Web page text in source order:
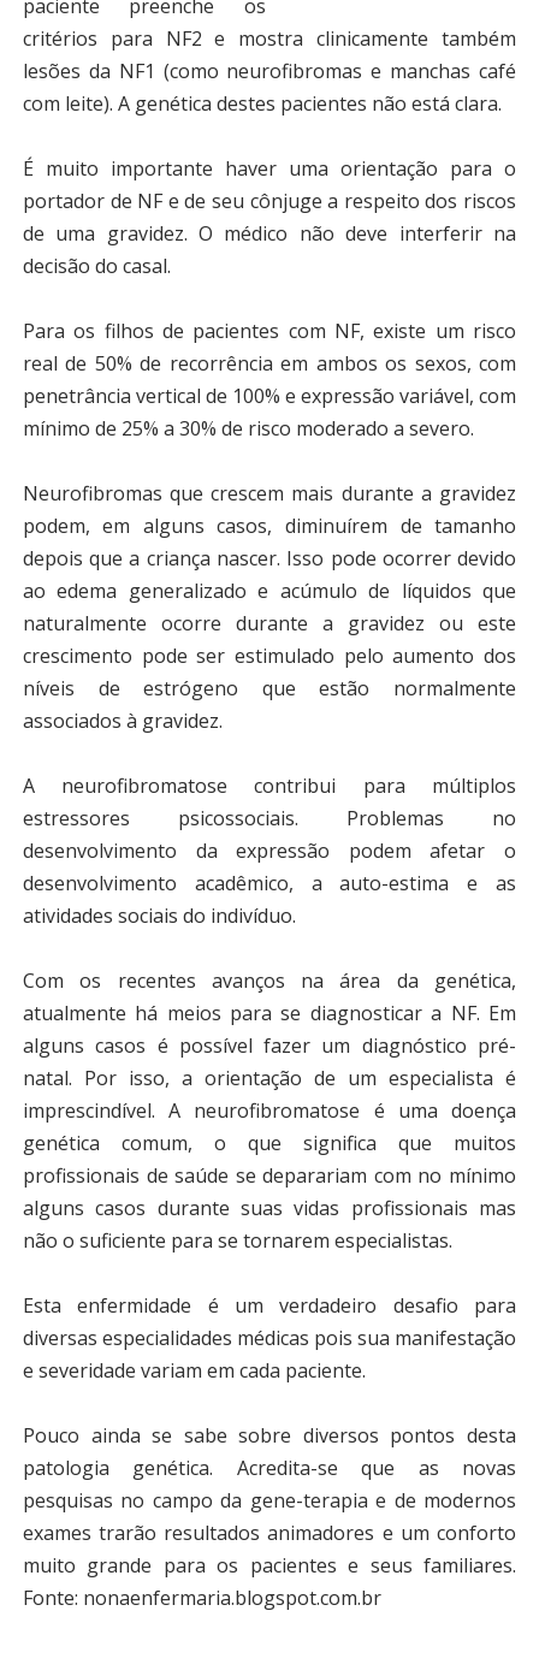
paciente preenche os
critérios para NF2 e mostra clinicamente também
lesões da NF1 (como neurofibromas e manchas café
com leite). A genética destes pacientes não está clara.
É muito importante haver uma orientação para o
portador de NF e de seu cônjuge a respeito dos riscos
de uma gravidez. O médico não deve interferir na
decisão do casal.
Para os filhos de pacientes com NF, existe um risco
real de 50% de recorrência em ambos os sexos, com
penetrância vertical de 100% e expressão variável, com
mínimo de 25% a 30% de risco moderado a severo.
Neurofibromas que crescem mais durante a gravidez
podem, em alguns casos, diminuírem de tamanho
depois que a criança nascer. Isso pode ocorrer devido
ao edema generalizado e acúmulo de líquidos que
naturalmente ocorre durante a gravidez ou este
crescimento pode ser estimulado pelo aumento dos
níveis de estrógeno que estão normalmente
associados à gravidez.
A neurofibromatose contribui para múltiplos
estressores psicossociais. Problemas no
desenvolvimento da expressão podem afetar o
desenvolvimento acadêmico, a auto-estima e as
atividades sociais do indivíduo.
Com os recentes avanços na área da genética,
atualmente há meios para se diagnosticar a NF. Em
alguns casos é possível fazer um diagnóstico pré-
natal. Por isso, a orientação de um especialista é
imprescindível. A neurofibromatose é uma doença
genética comum, o que significa que muitos
profissionais de saúde se deparariam com no mínimo
alguns casos durante suas vidas profissionais mas
não o suficiente para se tornarem especialistas.
Esta enfermidade é um verdadeiro desafio para
diversas especialidades médicas pois sua manifestação
e severidade variam em cada paciente.
Pouco ainda se sabe sobre diversos pontos desta
patologia genética. Acredita-se que as novas
pesquisas no campo da gene-terapia e de modernos
exames trarão resultados animadores e um conforto
muito grande para os pacientes e seus familiares.
Fonte: nonaenfermaria.blogspot.com.br